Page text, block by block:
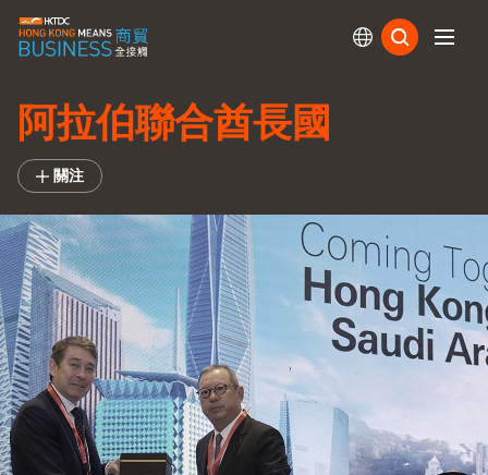
阿拉伯聯合酋長國
關注